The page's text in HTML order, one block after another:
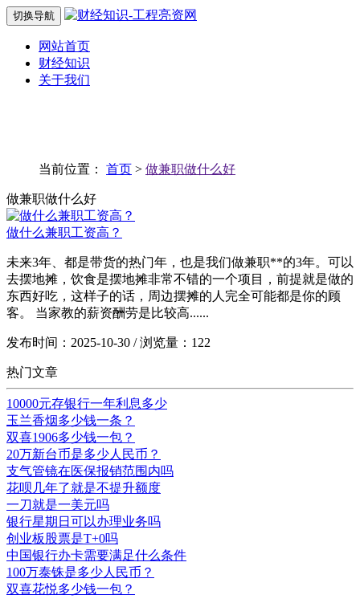
切换导航
网站首页
财经知识
关于我们
当前位置： 首页 > 做兼职做什么好
做兼职做什么好
做什么兼职工资高？
未来3年、都是带货的热门年，也是我们做兼职**的3年。可以
去摆地摊，饮食是摆地摊非常不错的一个项目，前提就是做的
东西好吃，这样子的话，周边摆摊的人完全可能都是你的顾
客。 当家教的薪资酬劳是比较高......
发布时间：2025-10-30 / 浏览量：122
热门文章
10000元存银行一年利息多少
玉兰香烟多少钱一条？
双喜1906多少钱一包？
20万新台币是多少人民币？
支气管镜在医保报销范围内吗
花呗几年了就是不提升额度
一刀就是一美元吗
银行星期日可以办理业务吗
创业板股票是T+0吗
中国银行办卡需要满足什么条件
100万泰铢是多少人民币？
双喜花悦多少钱一包？